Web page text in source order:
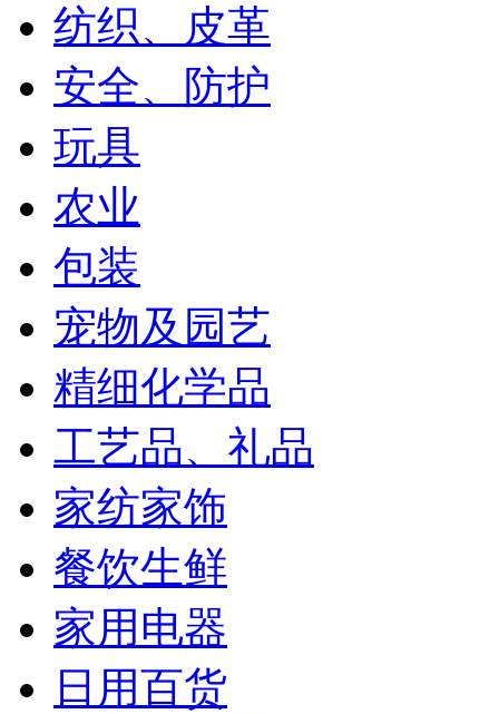
纺织、皮革
安全、防护
玩具
农业
包装
宠物及园艺
精细化学品
工艺品、礼品
家纺家饰
餐饮生鲜
家用电器
日用百货